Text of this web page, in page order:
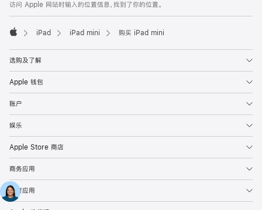
访问 Apple 网站时输入的位置信息，找到了你的位置。
iPad iPad mini 购买 iPad mini
选购及了解
Apple 钱包
账户
娱乐
Apple Store 商店
商务应用
教育应用